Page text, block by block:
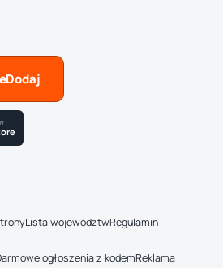
Lista województwRegulamin
ogłoszenia z kodemReklama